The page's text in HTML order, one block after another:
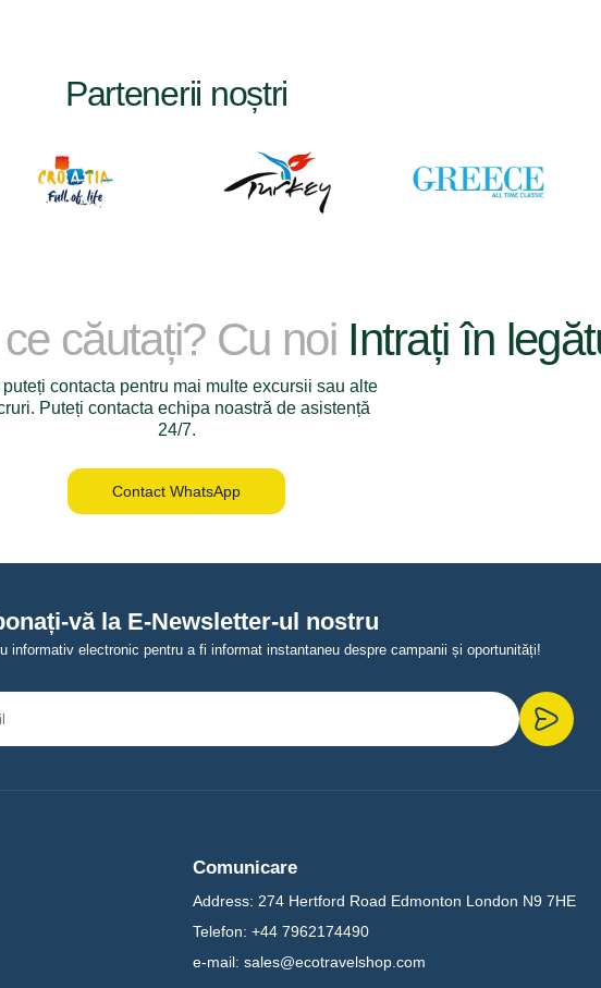
Partenerii noștri
căutați? Cu noi Intrați în
puteți contacta pentru mai multe excursii sau alte
Puteți contacta echipa noastră de asistență
24/7.
Contact WhatsApp
vă la E-Newsletter-ul nostru
informativ electronic pentru a fi informat instantaneu despre campanii și oportunități!
Comunicare
Address: 274 Hertford Road Edmonton London N9 7HE
Telefon: +44 7962174490
e-mail: sales@ecotravelshop.com